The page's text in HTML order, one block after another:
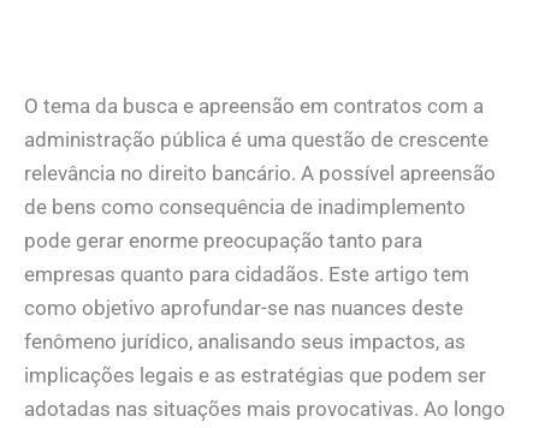
O tema da busca e apreensão em contratos com a
administração pública é uma questão de crescente
relevância no direito bancário. A possível apreensão
de bens como consequência de inadimplemento
pode gerar enorme preocupação tanto para
empresas quanto para cidadãos. Este artigo tem
como objetivo aprofundar-se nas nuances deste
fenômeno jurídico, analisando seus impactos, as
implicações legais e as estratégias que podem ser
adotadas nas situações mais provocativas. Ao longo